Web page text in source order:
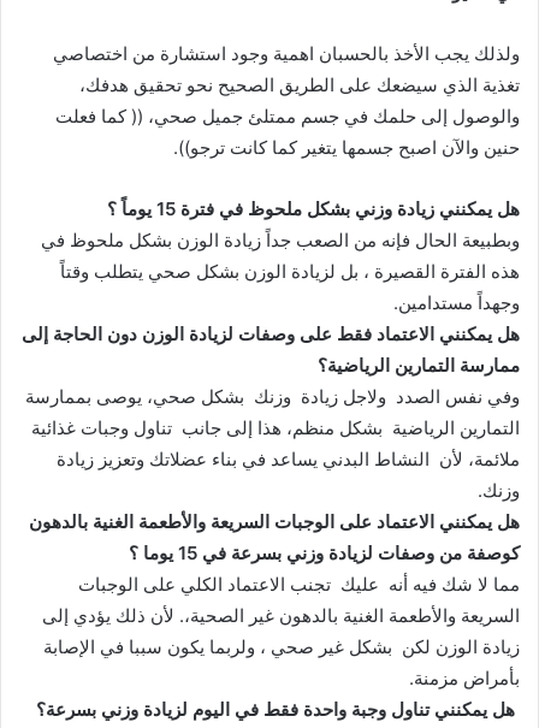
ولذلك يجب الأخذ بالحسبان اهمية وجود استشارة من اختصاصي
تغذية الذي سيضعك على الطريق الصحيح نحو تحقيق هدفك،
والوصول إلى حلمك في جسم ممتلئ جميل صحي، (( كما فعلت
حنين والآن اصبح جسمها يتغير كما كانت ترجو)).
هل يمكنني زيادة وزني بشكل ملحوظ في فترة 15 يوماً ؟
وبطبيعة الحال فإنه من الصعب جداً زيادة الوزن بشكل ملحوظ في
هذه الفترة القصيرة ، بل لزيادة الوزن بشكل صحي يتطلب وقتاً
وجهداً مستدامين.
هل يمكنني الاعتماد فقط على وصفات لزيادة الوزن دون الحاجة إلى
ممارسة التمارين الرياضية؟
وفي نفس الصدد ولاجل زيادة وزنك بشكل صحي، يوصى بممارسة
التمارين الرياضية بشكل منظم، هذا إلى جانب تناول وجبات غذائية
ملائمة، لأن النشاط البدني يساعد في بناء عضلاتك وتعزيز زيادة
وزنك.
هل يمكنني الاعتماد على الوجبات السريعة والأطعمة الغنية بالدهون
كوصفة من وصفات لزيادة وزني بسرعة في 15 يوما ؟
مما لا شك فيه أنه عليك تجنب الاعتماد الكلي على الوجبات
السريعة والأطعمة الغنية بالدهون غير الصحية،. لأن ذلك يؤدي إلى
زيادة الوزن لكن بشكل غير صحي ، ولربما يكون سببا في الإصابة
بأمراض مزمنة.
هل يمكنني تناول وجبة واحدة فقط في اليوم لزيادة وزني بسرعة؟